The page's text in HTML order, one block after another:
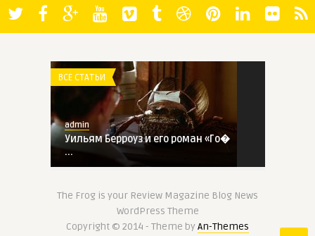
ВСЕ СТАТЬИ
admin
Уильям Берроуз и его роман «Го�
...
admin
The Frog is your Review Magazine Blog News
WordPress Theme
Copyright © 2014 - Theme byAn-Themes